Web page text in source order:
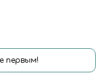
первым!